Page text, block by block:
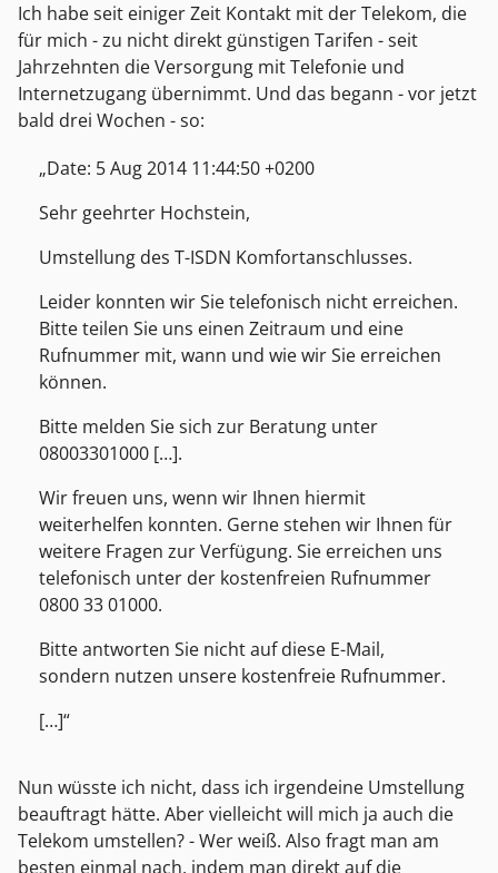
Ich habe seit einiger Zeit Kontakt mit der Telekom, die
für mich - zu nicht direkt günstigen Tarifen - seit
Jahrzehnten die Versorgung mit Telefonie und
Internetzugang übernimmt. Und das begann - vor jetzt
bald drei Wochen - so:
Date: 5 Aug 2014 11:44:50 +0200
Sehr geehrter Hochstein,
Umstellung des T-ISDN Komfortanschlusses.
Leider konnten wir Sie telefonisch nicht erreichen.
Bitte teilen Sie uns einen Zeitraum und eine
Rufnummer mit, wann und wie wir Sie erreichen
können.
Bitte melden Sie sich zur Beratung unter
08003301000 […].
Wir freuen uns, wenn wir Ihnen hiermit
weiterhelfen konnten. Gerne stehen wir Ihnen für
weitere Fragen zur Verfügung. Sie erreichen uns
telefonisch unter der kostenfreien Rufnummer
0800 33 01000.
Bitte antworten Sie nicht auf diese E-Mail,
sondern nutzen unsere kostenfreie Rufnummer.
[…]
Nun wüsste ich nicht, dass ich irgendeine Umstellung
beauftragt hätte. Aber vielleicht will mich ja auch die
Telekom umstellen? - Wer weiß. Also fragt man am
besten einmal nach, indem man direkt auf die